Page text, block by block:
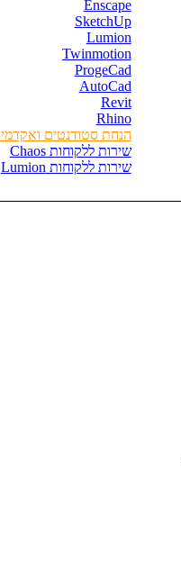
Enscape
SketchUp
Lumion
Twinmotion
ProgeCad
AutoCad
Revit
Rhino
הנחת סטודנטים
שירות ללקוחות Chaos
שירות ללקוחות Lumion